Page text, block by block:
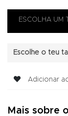
Escolhe o teu
Adicionar
Mais sobre